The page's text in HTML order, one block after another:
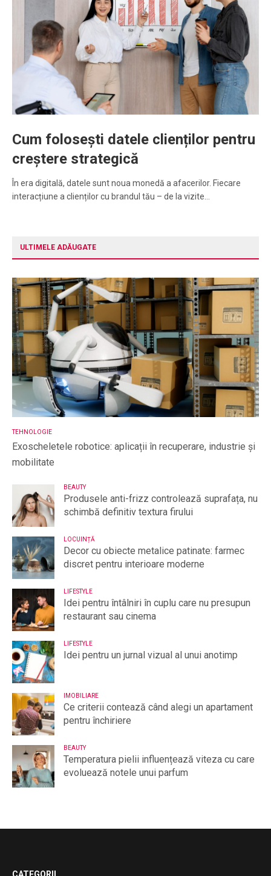
Cum folosești datele clienților pentru
creștere strategică
În era digitală, datele sunt noua monedă a afacerilor. Fiecare
interacțiune a clienților cu brandul tău – de la vizite…
ULTIMELE ADĂUGATE
TEHNOLOGIE
Exoscheletele robotice: aplicații în recuperare, industrie și
mobilitate
BEAUTY
Produsele anti-frizz controlează suprafața, nu
schimbă definitiv textura firului
LOCUINȚĂ
Decor cu obiecte metalice patinate: farmec
discret pentru interioare moderne
LIFESTYLE
Idei pentru întâlniri în cuplu care nu presupun
restaurant sau cinema
LIFESTYLE
Idei pentru un jurnal vizual al unui anotimp
IMOBILIARE
Ce criterii contează când alegi un apartament
pentru închiriere
BEAUTY
Temperatura pielii influențează viteza cu care
evoluează notele unui parfum